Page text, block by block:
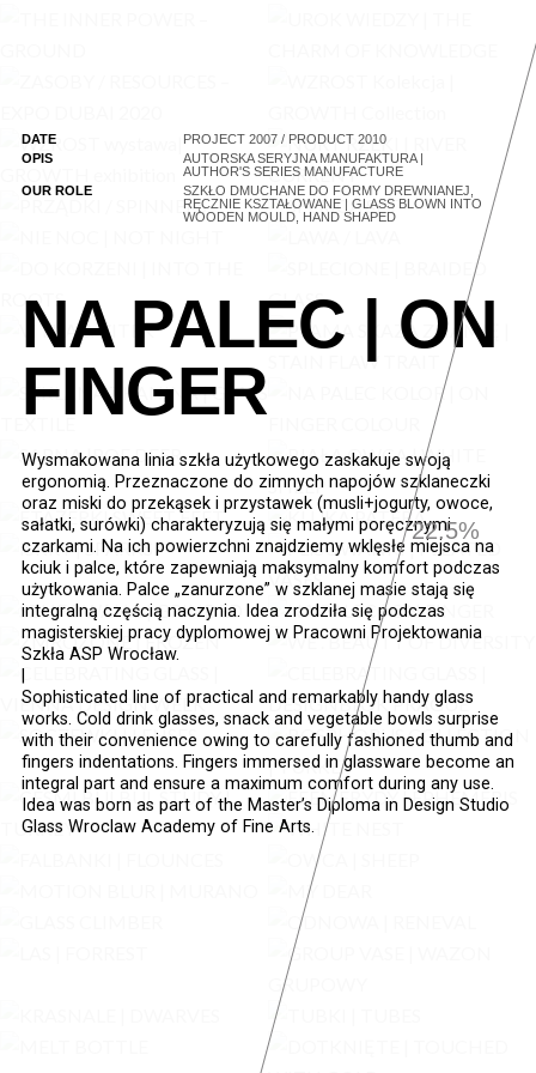
22.9%
DATE
PROJECT 2007 / PRODUCT 2010
OPIS
AUTORSKA SERYJNA MANUFAKTURA |
AUTHOR'S SERIES MANUFACTURE
OUR ROLE
SZKŁO DMUCHANE DO FORMY DREWNIANEJ,
RĘCZNIE KSZTAŁOWANE | GLASS BLOWN INTO
WOODEN MOULD, HAND SHAPED
NA PALEC | ON
FINGER
Wysmakowana linia szkła użytkowego zaskakuje swoją
ergonomią. Przeznaczone do zimnych napojów szklaneczki
oraz miski do przekąsek i przystawek (musli+jogurty, owoce,
sałatki, surówki) charakteryzują się małymi poręcznymi
czarkami. Na ich powierzchni znajdziemy wklęsłe miejsca na
kciuk i palce, które zapewniają maksymalny komfort podczas
użytkowania. Palce „zanurzone” w szklanej masie stają się
integralną częścią naczynia. Idea zrodziła się podczas
magisterskiej pracy dyplomowej w Pracowni Projektowania
Szkła ASP Wrocław.
Sophisticated line of practical and remarkably handy glass
works. Cold drink glasses, snack and vegetable bowls surprise
with their convenience owing to carefully fashioned thumb and
fingers indentations. Fingers immersed in glassware become an
integral part and ensure a maximum comfort during any use.
Idea was born as part of the Master’s Diploma in Design Studio
Glass Wroclaw Academy of Fine Arts.